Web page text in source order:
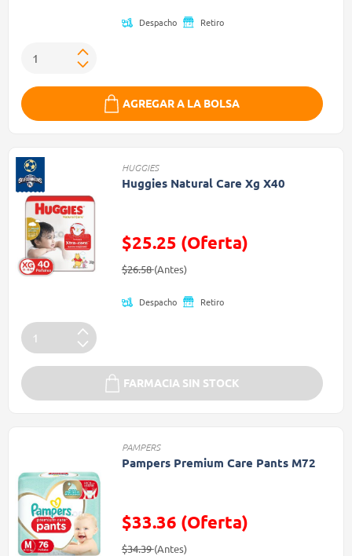
Despacho Retiro
AGREGAR A LA BOLSA
HUGGIES
Huggies Natural Care Xg X40
$25.25 (Oferta)
Precio reducido de
$26.58(Antes)(Oferta)
Despacho Retiro
FARMACIA SIN STOCK
PAMPERS
Pampers Premium Care Pants M72
$33.36 (Oferta)
Precio reducido de
$34.39(Antes)(Oferta)